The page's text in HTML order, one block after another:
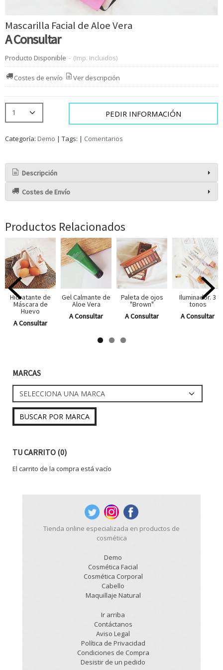
MARCAS
TU CARRITO (0)
El carrito de la compra está vacío
Mascarilla Facial de Aloe Vera
A Consultar
Producto Disponible - (Imp. Incluidos)
Costes de envío Ver descripción
PEDIR INFORMACIÓN
Categoría: Demo | Tags: | Comentarios
Descripción
Costes de Envío
Productos Relacionados
Hidratante de
Máscara de
Huevo
A Consultar
Gel Calmante de
Aloe Vera
A Consultar
Paleta de ojos
"Brown"
A Consultar
Iluminador. 3
tonos
A Consultar
Tienda online especializada en productos de
cosmética
Demo
Cosmética Facial
Cosmética Corporal
Cabello
Maquillaje Natural
Ir arriba
Contáctanos
Aviso Legal
Política de Privacidad
Condiciones de Compra
Desistir de un pedido